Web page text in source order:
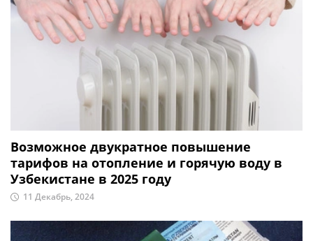
Возможное двукратное повышение
тарифов на отопление и горячую воду в
Узбекистане в 2025 году
11 Декабрь, 2024